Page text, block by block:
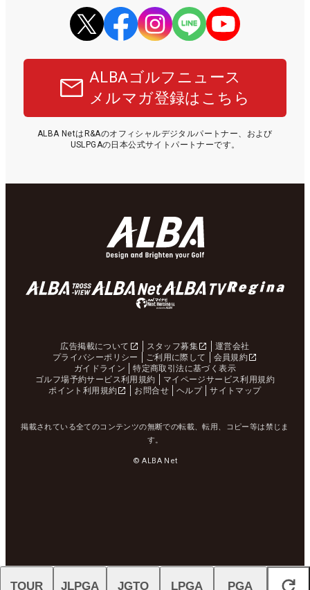
ALBAゴルフニュース
メルマガ登録はこちら
ALBA NetはR&Aのオフィシャルデジタルパートナー、および
USLPGAの日本公式サイトパートナーです。
広告掲載について スタッフ募集
運営会社
プライバシーポリシー
ご利用に際して
会員規約
ガイドライン
特定商取引法に基づく表示
ゴルフ場予約サービス利用規約
マイページサービス利用規約
ポイント利用規約
お問合せ ヘルプ サイトマップ
掲載されている全てのコンテンツの無断での転載、転用、コピー等は禁じま
す。
© ALBA Net
TOUR JLPGA JGTO LPGA PGA